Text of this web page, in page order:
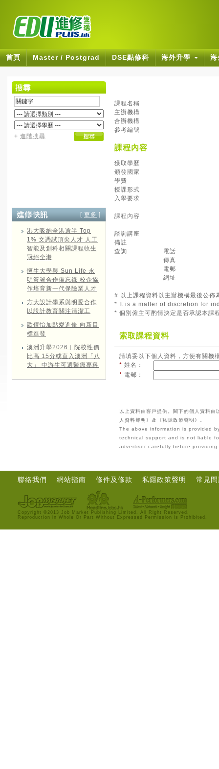
首頁 Master / Postgrad DSE點修科 海外升學
+ 進階搜尋
[ 更多 ]
港大吸納全港逾半 Top
1% 文憑試頂尖人才 人工
智能及創科相關課程收生
冠絕全港
恆生大學與 Sun Life 永
明簽署合作備忘錄 校企協
作培育新一代保險業人才
方大設計學系與明愛合作
以設計教育關注清潔工
歐倩怡加點愛進修 向新目
標進發
澳洲升學2026︱院校性價
比高 15分或直入澳洲「八
大」 中游生可選醫療專科
課程名稱
主辦機構
合辦機構
參考編號
課程內容
獲取學歷
頒發國家
學費
授課形式
入學要求
課程內容
諮詢講座
備註
查詢
電話
傳真
電郵
網址
# 以上課程資料以主辦機構最後公佈
* It is a matter of discretion for
* 個別僱主可酌情決定是否承認本課
索取課程資料
請填妥以下個人資料，方便有關機
* 姓名：
* 電郵：
以上資料由客戶提供。閣下的個人資料
人資料聲明》及《私隱政策聲明》。
The above information is provided
technical support and is not liable
advertiser carefully before
聯絡我們 網站指南 條件及條款 私隱政策聲明 常見
Copyright ©2013 Job Market Publishing Limited. All Right Reserved.
Reproduction in Whole Or Part Without Expressed Permission is Prohibited.